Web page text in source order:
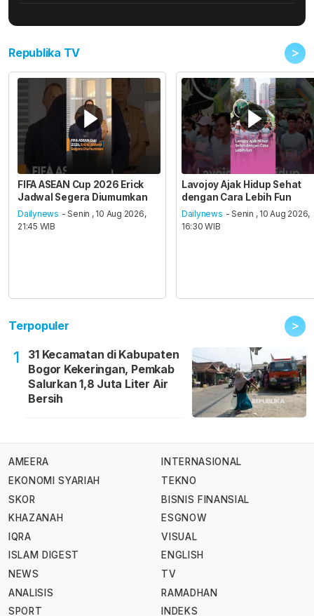
Republika TV >
FIFA ASEAN Cup 2026 Erick
Jadwal Segera Diumumkan
Dailynews - Senin , 10 Aug 2026,
21:45 WIB
Lavojoy Ajak Hidup Sehat
dengan Cara Lebih Fun
Dailynews - Senin , 10 Aug 2026,
16:30 WIB
Terpopuler >
1
31 Kecamatan di Kabupaten
Bogor Kekeringan, Pemkab
Salurkan 1,8 Juta Liter Air
Bersih
AMEERA
EKONOMI SYARIAH
SKOR
KHAZANAH
IQRA
ISLAM DIGEST
NEWS
ANALISIS
SPORT
INTERNASIONAL
TEKNO
BISNIS FINANSIAL
ESGNOW
VISUAL
ENGLISH
TV
RAMADHAN
INDEKS